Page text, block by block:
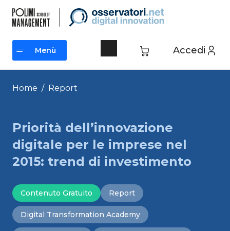
contenuto
Accedi
Menù
Menù
Home / Report
Priorità dell’innovazione
digitale per le imprese nel
2015: trend di investimento
Contenuto Gratuito Report
Digital Transformation Academy